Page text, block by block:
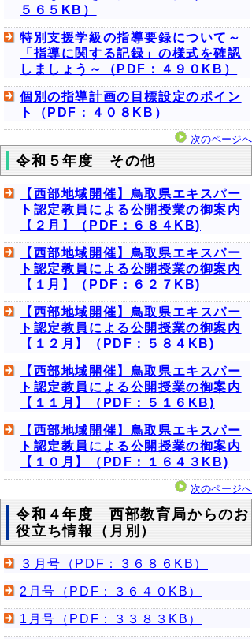
５６５KB）
特別支援学級の指導要録について～
「指導に関する記録」の様式を確認
しましょう～（PDF：４９０KB）
個別の指導計画の目標設定のポイン
ト（PDF：４０８KB）
次のページへ
令和５年度 その他
【西部地域開催】鳥取県エキスパー
ト認定教員による公開授業の御案内
【２月】（PDF：６８４KB)
【西部地域開催】鳥取県エキスパー
ト認定教員による公開授業の御案内
【１月】（PDF：６２７KB)
【西部地域開催】鳥取県エキスパー
ト認定教員による公開授業の御案内
【１２月】（PDF：５８４KB)
【西部地域開催】鳥取県エキスパー
ト認定教員による公開授業の御案内
【１１月】（PDF：５１６KB)
【西部地域開催】鳥取県エキスパー
ト認定教員による公開授業の御案内
【１０月】（PDF：１６４３KB)
次のページへ
令和４年度 西部教育局からのお
役立ち情報（月別）
３月号（PDF：３６８６KB）
2月号（PDF：３６４０KB）
1月号（PDF：３３８３KB）